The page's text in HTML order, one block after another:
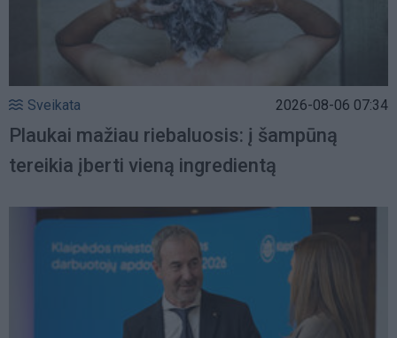
Sveikata 2026-08-06 07:34
Plaukai mažiau riebaluosis: į šampūną
tereikia įberti vieną ingredientą